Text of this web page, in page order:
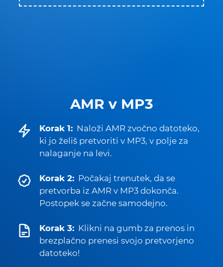
AMR v MP3
Korak 1: Naloži AMR zvočno datoteko,
ki jo želiš pretvoriti v MP3, v polje za
nalaganje na levi.
Korak 2: Počakaj trenutek, da se
pretvorba iz AMR v MP3 dokonča.
Postopek se začne samodejno.
Korak 3: Klikni na gumb za prenos in
brezplačno prenesi svojo pretvorjeno
datoteko!